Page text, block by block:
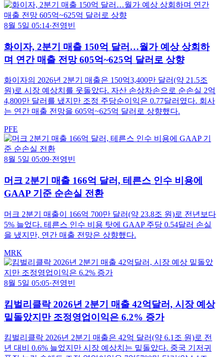
8월 5일 05:14·전영빈
화이자, 2분기 매출 150억 달러…월가 예상 상회하
며 연간 매출 전망 605억~625억 달러로 상향
화이자의 2026년 2분기 매출은 150억3,400만 달러(약 21.5조
원)로 시장 예상치를 웃돌았다. 자산 손상차손으로 순손실 2억
4,800만 달러를 냈지만 조정 주당순이익은 0.77달러였다. 회사
는 연간 매출 전망을 605억~625억 달러로 상향했다.
PFE
8월 5일 05:09·전영빈
머크 2분기 매출 166억 달러, 테른스 인수 비용에
GAAP 기준 순손실 전환
머크 2분기 매출이 166억 700만 달러(약 23.8조 원)로 전년보다
5% 늘었다. 테른스 인수 비용 탓에 GAAP 주당 0.54달러 손실
을 냈지만, 연간 매출 전망은 상향했다.
MRK
8월 5일 05:05·전영빈
킴벌리클락 2026년 2분기 매출 42억달러, 시장 예상
밑돌았지만 조정영업이익은 6.2% 증가
킴벌리클락 2026년 2분기 매출은 42억 달러(약 6.1조 원)로 전
년 대비 0.6% 늘었지만 시장 예상치는 밑돌았다. 중국 기저귀